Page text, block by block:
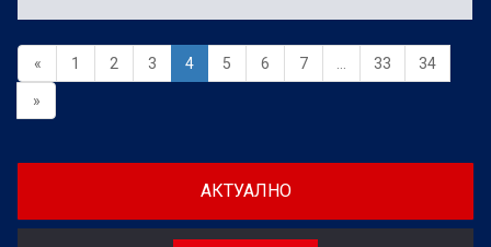
« 1 2 3 4 5 6 7 33 34
»
АКТУАЛНО